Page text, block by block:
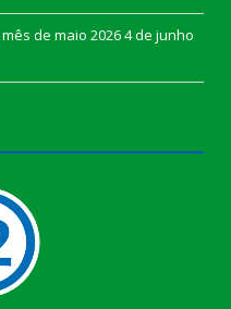
de maio 20264 de junho